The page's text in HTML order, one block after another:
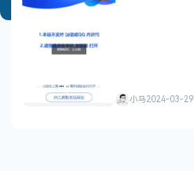
小马2024-03-29